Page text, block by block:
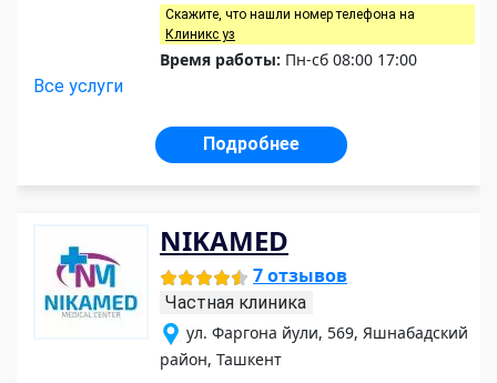
Скажите, что нашли номер телефона на
Клиникс уз
Время работы: Пн-сб 08:00 17:00
Все услуги
Подробнее
NIKAMED
7 отзывов
Частная клиника
ул. Фаргона йули, 569, Яшнабадский
район, Ташкент